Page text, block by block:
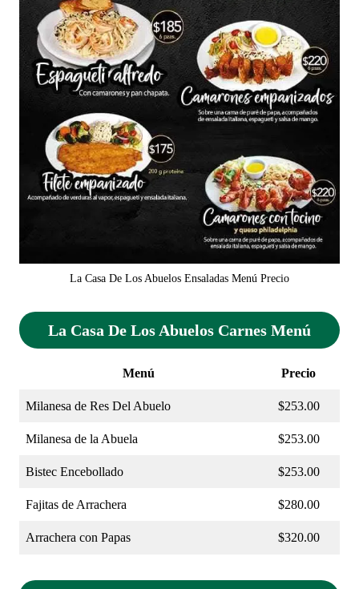
La Casa De Los Abuelos Ensaladas Menú Precio
La Casa De Los Abuelos Carnes Menú
Menú Precio
Milanesa de Res Del Abuelo $253.00
Milanesa de la Abuela $253.00
Bistec Encebollado $253.00
Fajitas de Arrachera $280.00
Arrachera con Papas $320.00